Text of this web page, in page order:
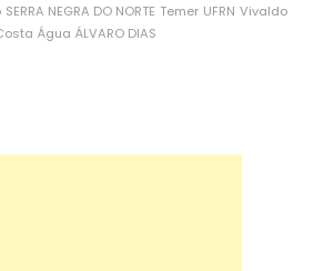
SERRA NEGRA DO NORTE Temer UFRN Vivaldo
Água ÁLVARO DIAS